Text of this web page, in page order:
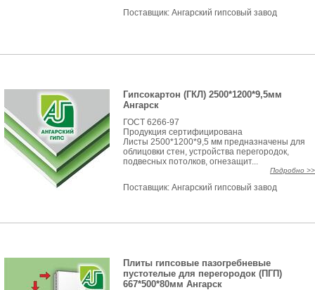
Поставщик: Ангарский гипсовый завод
Гипсокартон (ГКЛ) 2500*1200*9,5мм
Ангарск
ГОСТ 6266-97
Продукция сертифицирована
Листы 2500*1200*9,5 мм предназначены для
облицовки стен, устройства перегородок,
подвесных потолков, огнезащит...
Подробно >>
Поставщик: Ангарский гипсовый завод
Плиты гипсовые пазогребневые
пустотелые для перегородок (ПГП)
667*500*80мм Ангарск